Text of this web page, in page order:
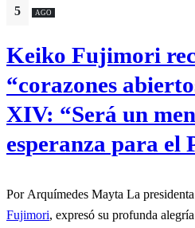
5 AGO
Keiko Fujimori
“corazones
XIV: “Será un
esperanza para el
Por Arquímedes Mayta
Fujimori, expresó su profunda